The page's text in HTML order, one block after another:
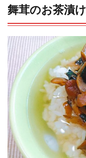
舞茸のお茶漬け